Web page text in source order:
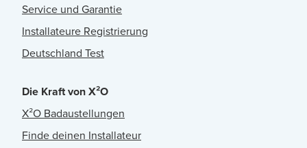
Service und Garantie
Installateure Registrierung
Deutschland Test
Die Kraft von X²O
X²O Badaustellungen
Finde deinen Installateur